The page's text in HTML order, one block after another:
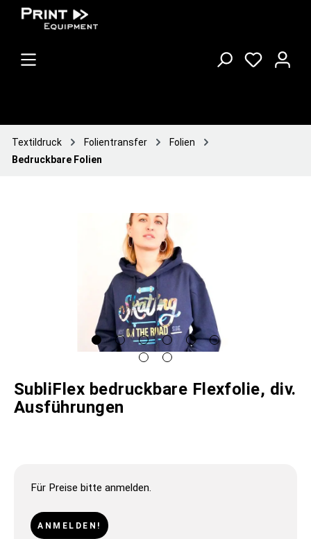
Textildruck Folientransfer
Folien
Bedruckbare Folien
SubliFlex bedruckbare Flexfolie, div.
Ausführungen
Für Preise bitte anmelden.
ANMELDEN!